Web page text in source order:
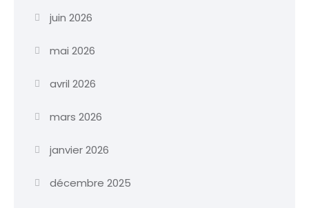
juin 2026
mai 2026
avril 2026
mars 2026
janvier 2026
décembre 2025